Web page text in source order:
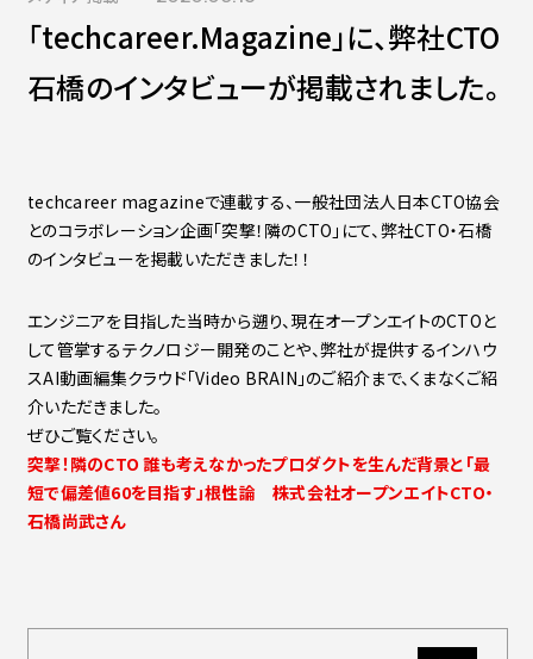
OPEN8のバリュー
社員インタビュー
Contact
「techcareer.Magazine」に、弊社CTO
石橋のインタビューが掲載されました。
techcareer magazineで連載する、一般社団法人日本CTO協会
とのコラボレーション企画「突撃！隣のCTO」にて、弊社CTO・石橋
のインタビューを掲載いただきました！！
エンジニアを目指した当時から遡り、現在オープンエイトのCTOと
して管掌するテクノロジー開発のことや、弊社が提供するインハウ
スAI動画編集クラウド「Video BRAIN」のご紹介まで、くまなくご紹
介いただきました。
ぜひご覧ください。
突撃！隣のCTO 誰も考えなかったプロダクトを生んだ背景と「最
短で偏差値60を目指す」根性論 株式会社オープンエイトCTO・
石橋尚武さん